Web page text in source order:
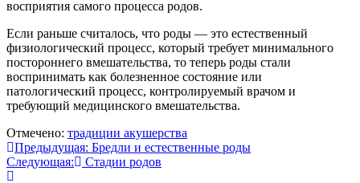
восприятия самого процесса родов.
Если раньше считалось, что роды — это естественный
физиологический процесс, который требует минимального
постороннего вмешательства, то теперь роды стали
воспринимать как болезненное состояние или
патологический процесс, контролируемый врачом и
требующий медицинского вмешательства.
Отмечено: традиции акушерства
Навигация
по
Предыдущая: Бредли и естественные роды
Следующая:
Стадии родов